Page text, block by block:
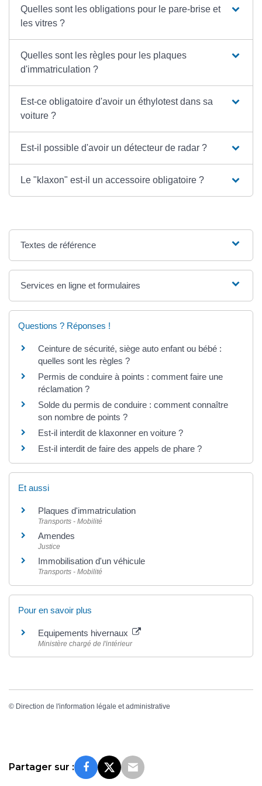
Quelles sont les obligations pour le pare-brise et
les vitres ?
Quelles sont les règles pour les plaques
d'immatriculation ?
Est-ce obligatoire d'avoir un éthylotest dans sa
voiture ?
Est-il possible d'avoir un détecteur de radar ?
Le "klaxon" est-il un accessoire obligatoire ?
Textes de référence
Services en ligne et formulaires
Questions ? Réponses !
Ceinture de sécurité, siège auto enfant ou bébé :
quelles sont les règles ?
Permis de conduire à points : comment faire une
réclamation ?
Solde du permis de conduire : comment connaître
son nombre de points ?
Est-il interdit de klaxonner en voiture ?
Est-il interdit de faire des appels de phare ?
Et aussi
Plaques d'immatriculation
Transports - Mobilité
Amendes
Justice
Immobilisation d'un véhicule
Transports - Mobilité
Pour en savoir plus
Equipements hivernaux
Ministère chargé de l'intérieur
© Direction de l'information légale et administrative
Partager sur :